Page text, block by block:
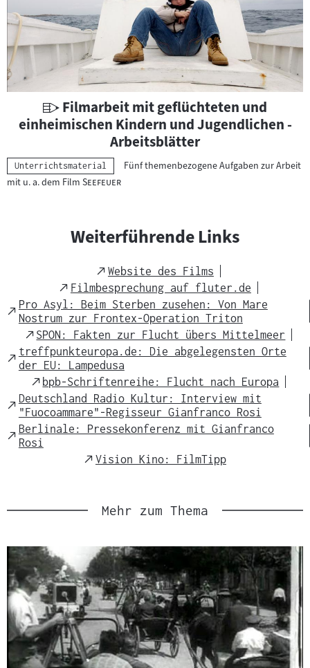
m
a
t
e
i
a
l
U
n
e
r
s
m
a
t
e
r
i
a
l
:
Filmarbeit mit geflüchteten und
einheimischen Kindern und Jugendlichen -
Arbeitsblätter
Kategorie:
Unterrichtsmaterial
Fünf themenbezogene Aufgaben zur Arbeit
mit u. a. dem Film "
Seefeuer"
Weiterführende Links
External
Link
Website des Films
External
Link
Filmbesprechung auf fluter.de
External
Link
Pro Asyl: Beim Sterben zusehen: Von Mare
Nostrum zur Frontex-Operation Triton
External
Link
SPON: Fakten zur Flucht übers Mittelmeer
External
Link
treffpunkteuropa.de: Die abgelegensten Orte
der EU: Lampedusa
External
Link
bpb-Schriftenreihe: Flucht nach Europa
External
Link
Deutschland Radio Kultur: Interview mit
"Fuocoammare"-Regisseur Gianfranco Rosi
External
Link
Berlinale: Pressekonferenz mit Gianfranco
Rosi
External
Vision Kino: FilmTipp
Mehr zum Thema